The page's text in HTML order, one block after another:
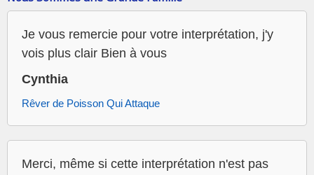
Je vous remercie pour votre interprétation, j'y
vois plus clair Bien à vous
Cynthia
Rêver de Poisson Qui Attaque
Merci, même si cette interprétation n'est pas